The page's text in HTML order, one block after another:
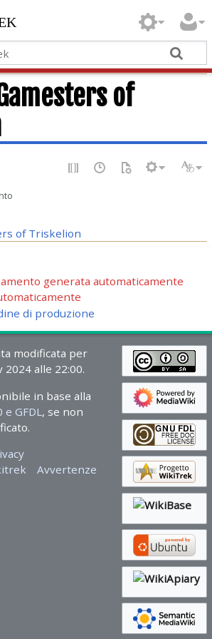
of
of Triskelion
generata automaticamente
di produzione
modificata per
alle 22:00.
in base alla
e GFDL , se non
Avvertenze